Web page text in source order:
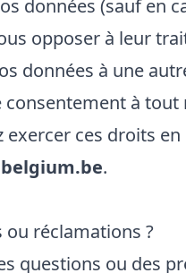
données (sauf en
opposer à leur
données à une
consentement à
exercer ces droits
.
ou réclamations ?
questions ou des